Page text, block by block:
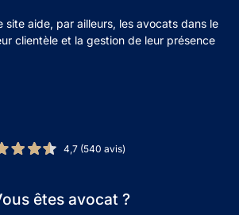
site aide, par ailleurs, les avocats dans le
clientèle et la gestion de leur présence
4,7 (540 avis)
êtes avocat ?